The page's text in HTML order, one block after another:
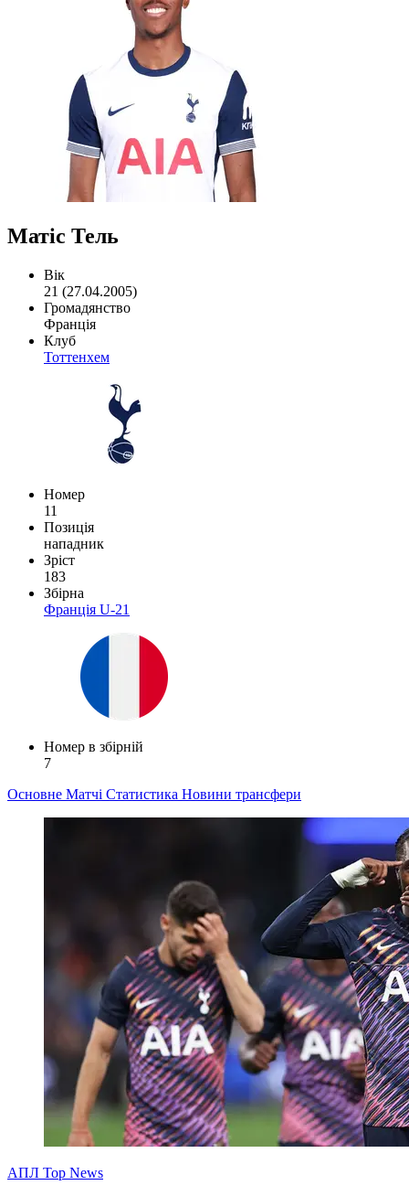
Матіс Тель
Вік
21 (27.04.2005)
Громадянство
Франція
Клуб
Тоттенхем
Номер
11
Позиція
нападник
Зріст
183
Збірна
Франція U-21
Номер в збірній
7
Основне Матчі Статистика Новини трансфери
АПЛ Top News